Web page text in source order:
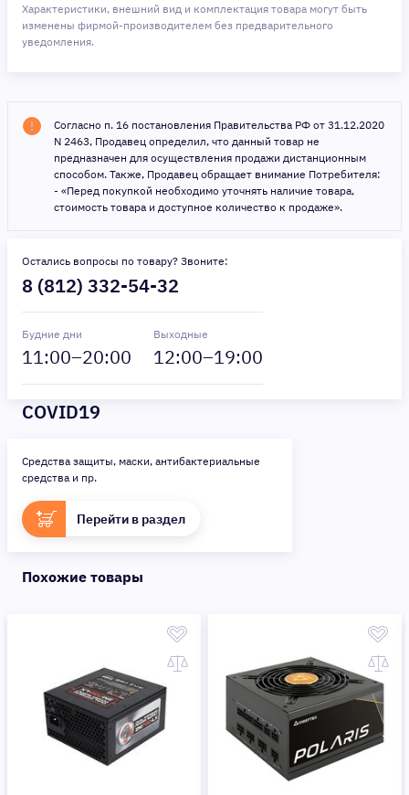
Характеристики, внешний вид и комплектация товара могут быть
изменены фирмой-производителем без предварительного
уведомления.
Согласно п. 16 постановления Правительства РФ от 31.12.2020
N 2463, Продавец определил, что данный товар не
предназначен для осуществления продажи дистанционным
способом. Также, Продавец обращает внимание Потребителя:
- «Перед покупкой необходимо уточнять наличие товара,
стоимость товара и доступное количество к продаже».
Остались вопросы по товару? Звоните:
8 (812) 332-54-32
Будние дни
11:00–20:00
Выходные
12:00–19:00
COVID19
Средства защиты, маски, антибактериальные
средства и пр.
Перейти в раздел
Похожие товары